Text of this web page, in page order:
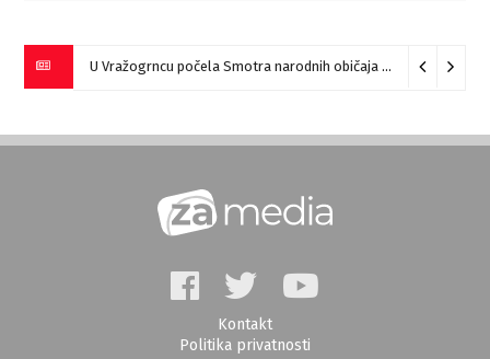
U Vražogrncu počela Smotra narodnih običaja „Vražogrnački točak“
Kontakt
Politika privatnosti